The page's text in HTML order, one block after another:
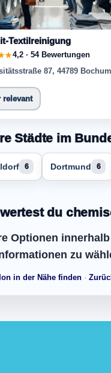
Textilreinigung
4,2 · 54 Bewertungen
87, 44789 Bochum
relevant
Städte im
6 Dortmund 6
du
Optionen
zu
in der Nähe finden ·